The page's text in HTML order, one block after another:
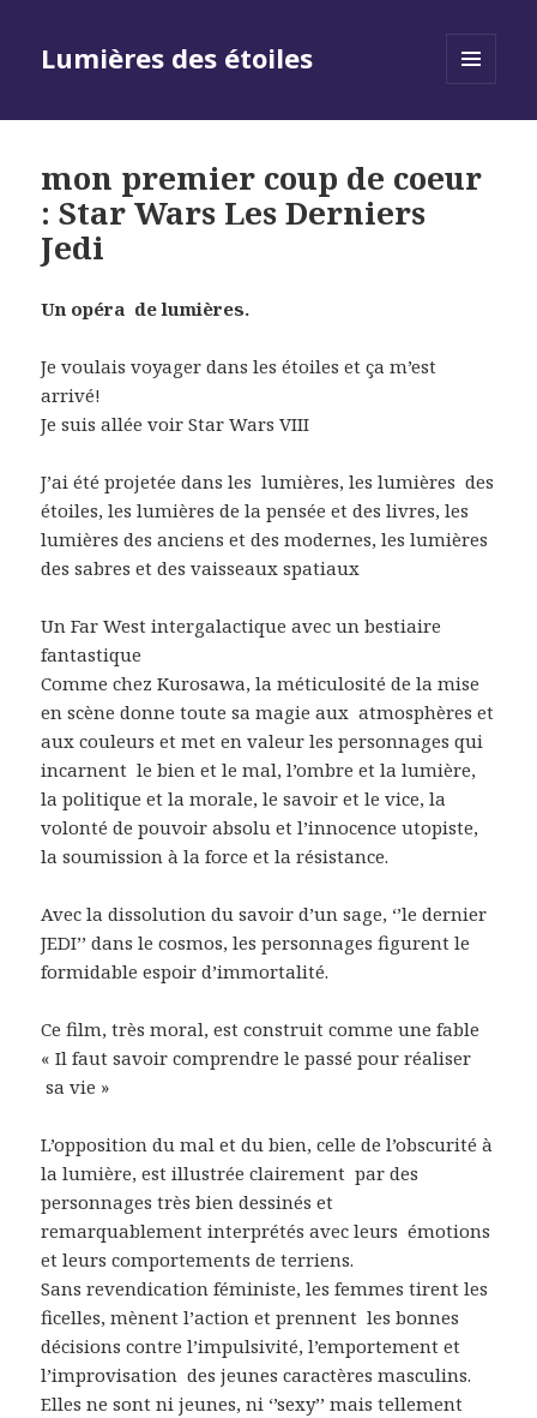
Lumières des étoiles
mon premier coup de coeur
: Star Wars Les Derniers
Jedi
Un opéra de lumières.
Je voulais voyager dans les étoiles et ça m’est
arrivé!
Je suis allée voir Star Wars VIII
J’ai été projetée dans les lumières, les lumières des
étoiles, les lumières de la pensée et des livres, les
lumières des anciens et des modernes, les lumières
des sabres et des vaisseaux spatiaux
Un Far West intergalactique avec un bestiaire
fantastique
Comme chez Kurosawa, la méticulosité de la mise
en scène donne toute sa magie aux atmosphères et
aux couleurs et met en valeur les personnages qui
incarnent le bien et le mal, l’ombre et la lumière,
la politique et la morale, le savoir et le vice, la
volonté de pouvoir absolu et l’innocence utopiste,
la soumission à la force et la résistance.
Avec la dissolution du savoir d’un sage, ‘’le dernier
JEDI’’ dans le cosmos, les personnages figurent le
formidable espoir d’immortalité.
Ce film, très moral, est construit comme une fable
« Il faut savoir comprendre le passé pour réaliser
sa vie »
L’opposition du mal et du bien, celle de l’obscurité à
la lumière, est illustrée clairement par des
personnages très bien dessinés et
remarquablement interprétés avec leurs émotions
et leurs comportements de terriens.
Sans revendication féministe, les femmes tirent les
ficelles, mènent l’action et prennent les bonnes
décisions contre l’impulsivité, l’emportement et
l’improvisation des jeunes caractères masculins.
Elles ne sont ni jeunes, ni ‘’sexy’’ mais tellement